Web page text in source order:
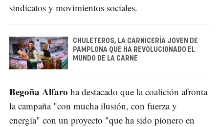
sindicatos y movimientos sociales.
CHULETEROS, LA CARNICERÍA JOVEN DE
PAMPLONA QUE HA REVOLUCIONADO EL
MUNDO DE LA CARNE
Begoña Alfaro ha destacado que la coalición afronta
la campaña "con mucha ilusión, con fuerza y
energía" con un proyecto "que ha sido pionero en